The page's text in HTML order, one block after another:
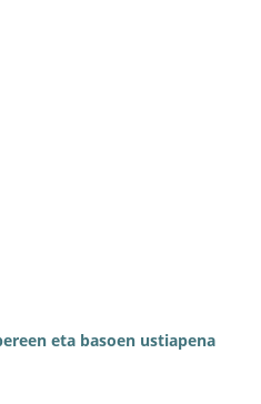
eta basoen ustiapena